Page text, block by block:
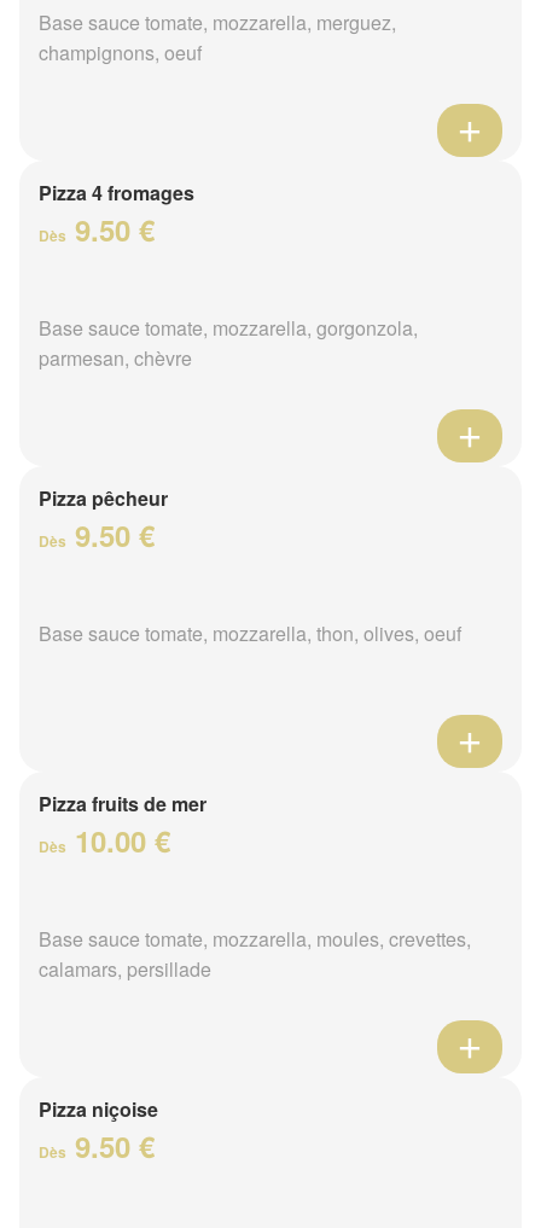
Base sauce tomate, mozzarella, merguez,
champignons, oeuf
Pizza 4 fromages
Dès 9.50 €
Base sauce tomate, mozzarella, gorgonzola,
parmesan, chèvre
Pizza pêcheur
Dès 9.50 €
Base sauce tomate, mozzarella, thon, olives, oeuf
Pizza fruits de mer
Dès 10.00 €
Base sauce tomate, mozzarella, moules, crevettes,
calamars, persillade
Pizza niçoise
Dès 9.50 €